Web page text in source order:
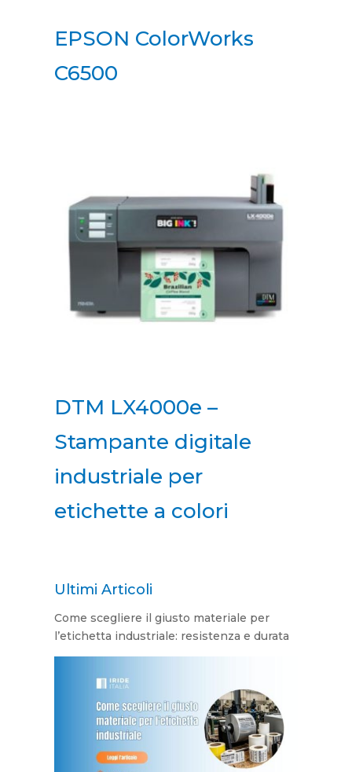
EPSON ColorWorks
C6500
DTM LX4000e –
Stampante digitale
industriale per
etichette a colori
Ultimi Articoli
Come scegliere il giusto materiale per
l’etichetta industriale: resistenza e durata